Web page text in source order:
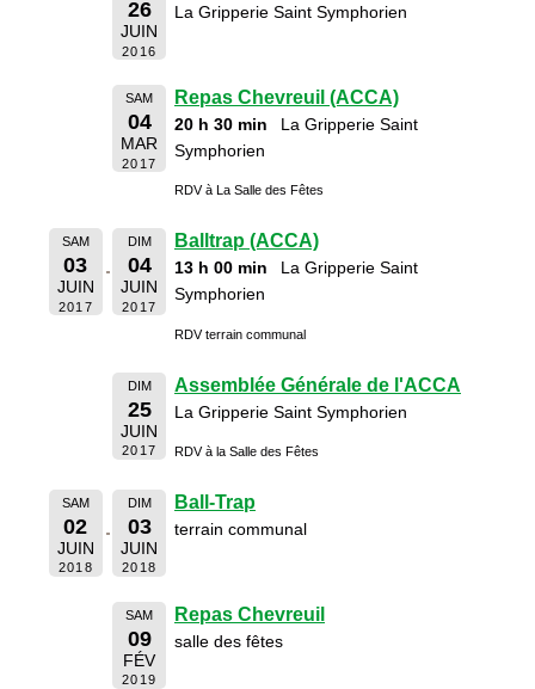
26
JUIN
2016
La Gripperie Saint Symphorien
SAM
04
MAR
2017
Repas Chevreuil (ACCA)
20 h 30 min
La Gripperie Saint
Symphorien
RDV à La Salle des Fêtes
SAM
03
JUIN
2017
DIM
04
JUIN
2017
Balltrap (ACCA)
13 h 00 min
La Gripperie Saint
Symphorien
RDV terrain communal
DIM
25
JUIN
2017
Assemblée Générale de l'ACCA
La Gripperie Saint Symphorien
RDV à la Salle des Fêtes
SAM
02
JUIN
2018
DIM
03
JUIN
2018
Ball-Trap
terrain communal
SAM
09
FÉV
2019
Repas Chevreuil
salle des fêtes